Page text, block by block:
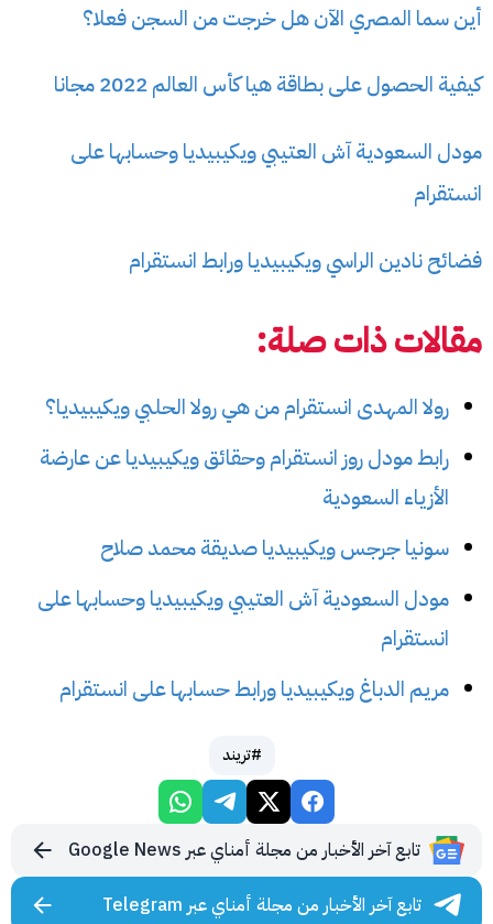
أين سما المصري الآن هل خرجت من السجن فعلا؟
كيفية الحصول على بطاقة هيا كأس العالم 2022 مجانا
مودل السعودية آش العتيبي ويكيبيديا وحسابها على
انستقرام
فضائح نادين الراسي ويكيبيديا ورابط انستقرام
مقالات ذات صلة:
رولا المهدى انستقرام من هي رولا الحلبي ويكيبيديا؟
رابط مودل روز انستقرام وحقائق ويكيبيديا عن عارضة
الأزياء السعودية
سونيا جرجس ويكيبيديا صديقة محمد صلاح
مودل السعودية آش العتيبي ويكيبيديا وحسابها على
انستقرام
مريم الدباغ ويكيبيديا ورابط حسابها على انستقرام
#تريند
تابع آخر الأخبار من مجلة أمناي عبر Google News
تابع آخر الأخبار من مجلة أمناي عبر Telegram